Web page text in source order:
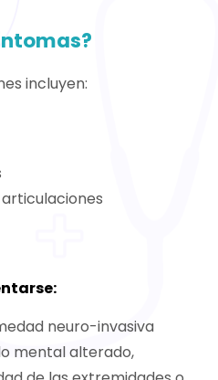
incluyen:
neuro-invasiva
mental alterado,